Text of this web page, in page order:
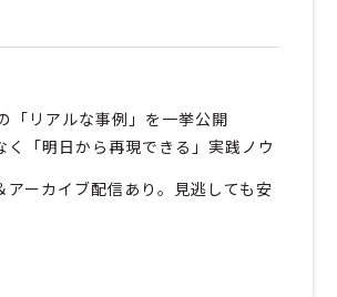
「リアルな事例」を一挙公開
く「明日から再現できる」実践ノウ
アーカイブ配信あり。見逃しても安